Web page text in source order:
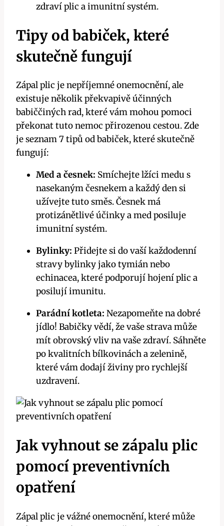
zdraví plic a imunitní systém.
Tipy od babiček, které
skutečně fungují
Zápal plic je nepříjemné onemocnění, ale
existuje několik překvapivě účinných
babiččiných rad, které vám mohou pomoci
překonat tuto nemoc přirozenou cestou. Zde
je seznam 7 tipů od babiček, které skutečně
fungují:
Med a česnek: Smíchejte lžíci medu s
nasekaným česnekem a každý den si
užívejte tuto směs. Česnek má
protizánětlivé účinky a med posiluje
imunitní systém.
Bylinky: Přidejte si do vaší každodenní
stravy bylinky jako tymián nebo
echinacea, které podporují hojení plic a
posilují imunitu.
Parádní kotleta: Nezapomeňte na dobré
jídlo! Babičky vědí, že vaše strava může
mít obrovský vliv na vaše zdraví. Sáhněte
po kvalitních bílkovinách a zelenině,
které vám dodají živiny pro rychlejší
uzdravení.
Jak vyhnout se zápalu plic
pomocí preventivních
opatření
Zápal plic je vážné onemocnění, které může